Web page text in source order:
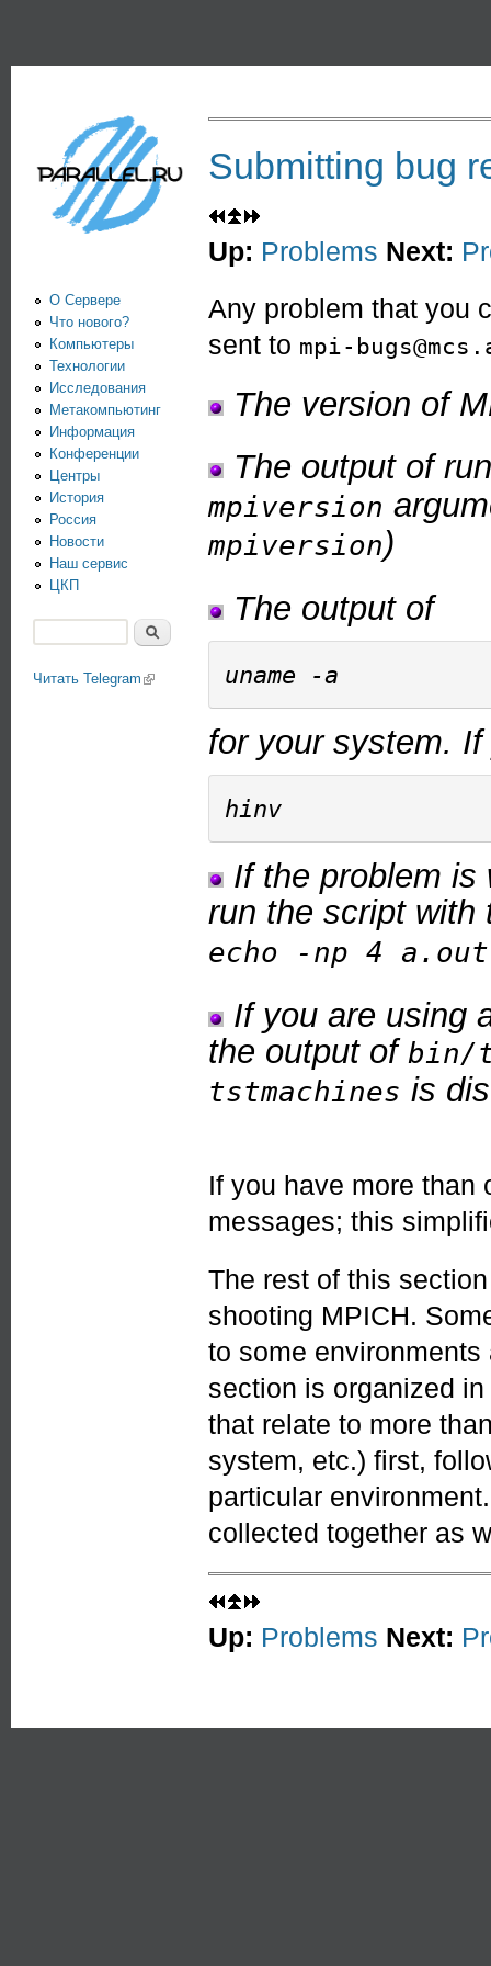
Информационно-
аналитический
центр по
параллельным
вычислениям
Submitting bug
Up: Problems Next:
Any problem that you
sent to mpi-
The version of
The output of
mpiversion
mpiversion)
The output of
for your system.
If the problem is
run the script
echo -np 4 a.out
If you are using
the output of bin/
tstmachines is
If you have more than
messages; this
The rest of this
shooting MPICH.
to some
section is organized
that relate to more
system, etc.) first,
particular
collected together as
Up: Problems Next:
О Сервере
Что нового?
Компьютеры
Технологии
Исследования
Метакомпьютинг
Информация
Конференции
Центры
История
Россия
Новости
Наш сервис
ЦКП
Читать Telegram (link is external)